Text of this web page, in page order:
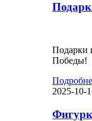
Подарки
Победы!
2025-10-